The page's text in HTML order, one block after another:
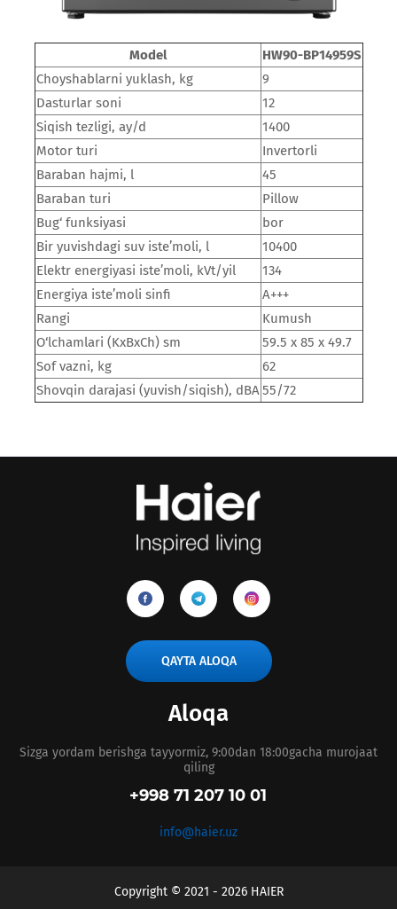
Model
HW90-BP14959S
Choyshablarni yuklash, kg
9
Dasturlar soni
12
Siqish tezligi, ay/d
1400
Motor turi
Invertorli
Baraban hajmi, l
45
Baraban turi
Pillow
Bug‘ funksiyasi
bor
Bir yuvishdagi suv iste’moli, l
10400
Elektr energiyasi iste’moli, kVt/yil
134
Energiya iste’moli sinfi
A+++
Rangi
Kumush
O‘lchamlari (KxBxCh) sm
59.5 x 85 x 49.7
Sof vazni, kg
62
Shovqin darajasi (yuvish/siqish), dBA 55/72
QAYTA ALOQA
Aloqa
Sizga yordam berishga tayyormiz, 9:00dan 18:00gacha murojaat
qiling
+998 71 207 10 01
info@haier.uz
Copyright © 2021 - 2026 HAIER